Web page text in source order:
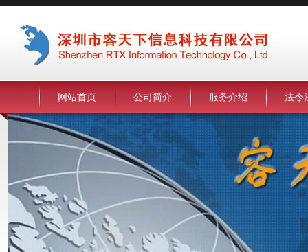
网站首页 公司简介 服务介绍 法令